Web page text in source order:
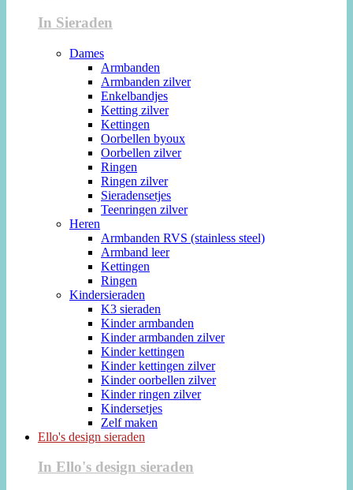
In Sieraden
Dames
Armbanden
Armbanden zilver
Enkelbandjes
Ketting zilver
Kettingen
Oorbellen byoux
Oorbellen zilver
Ringen
Ringen zilver
Sieradensetjes
Teenringen zilver
Heren
Armbanden RVS (stainless steel)
Armband leer
Kettingen
Ringen
Kindersieraden
K3 sieraden
Kinder armbanden
Kinder armbanden zilver
Kinder kettingen
Kinder kettingen zilver
Kinder oorbellen zilver
Kinder ringen zilver
Kindersetjes
Zelf maken
Ello's design sieraden
In Ello's design sieraden